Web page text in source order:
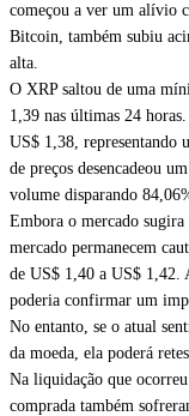
começou a ver um alívio
Bitcoin, também subiu
alta.
O XRP saltou de uma
1,39 nas últimas 24
US$ 1,38, representando
de preços desencadeou
volume disparando
Embora o mercado
mercado permanecem
de US$ 1,40 a US$ 1,42.
poderia confirmar um
No entanto, se o atual
da moeda, ela poderá
Na liquidação que
comprada também